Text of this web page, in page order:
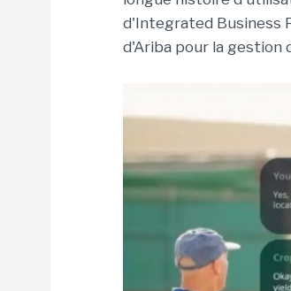
d'Integrated Business
d'Ariba pour la gestion